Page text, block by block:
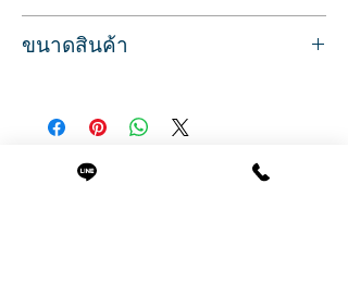
มาพร้อมท่อและถังรองสำหรับบรรจุน้ำทิ้ง
เคลื่อนย้ายได้สะดวก อ่างพลาสติกสีดำ
ขนาดสินค้า
ลึก 46 ซม.
ปรับต่ำสุด 100 ซม.
ปรับสูงสุด 136 ซม.
น้ำหนัก 5.6 กก.Related Products